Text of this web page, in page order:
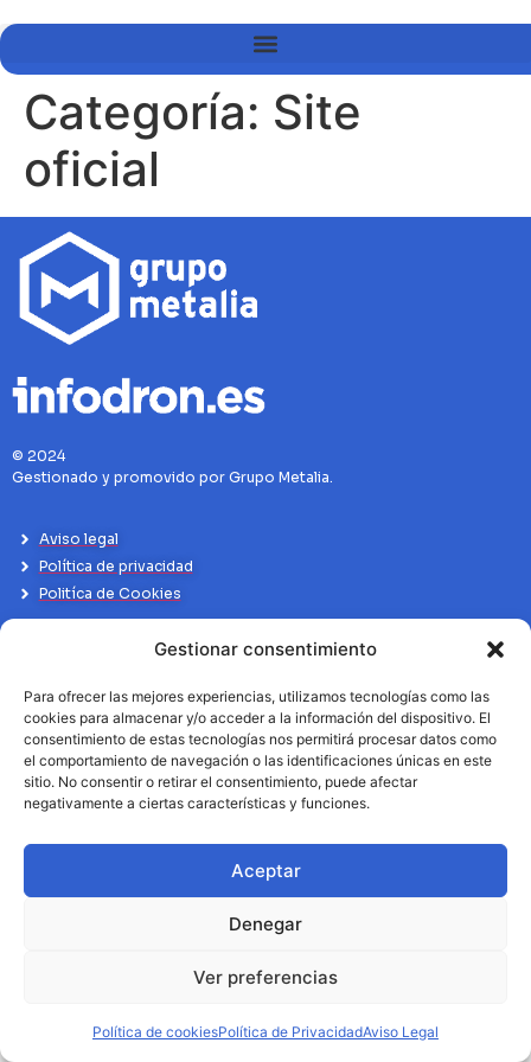
Gestionar consentimiento
Para ofrecer las mejores experiencias, utilizamos tecnologías como las
cookies para almacenar y/o acceder a la información del dispositivo. El
consentimiento de estas tecnologías nos permitirá procesar datos como
el comportamiento de navegación o las identificaciones únicas en este
sitio. No consentir o retirar el consentimiento, puede afectar
negativamente a ciertas características y funciones.
Aceptar
Denegar
Ver preferencias
Política de cookiesPolítica de PrivacidadAviso Legal
Categoría: Site
oficial
© 2024
Gestionado y promovido por Grupo Metalia.
Aviso legal
Política de privacidad
Politíca de Cookies